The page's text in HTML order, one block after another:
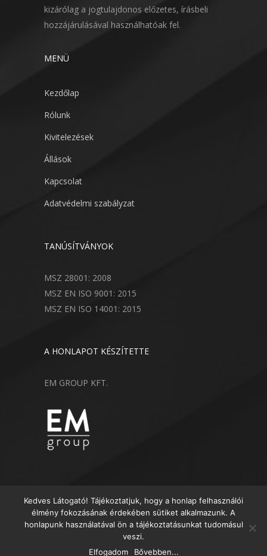
kizárólag a jogtulajdonos előzetes, írásbeli
hozzájárulásával használhatóak fel.
MENÜ
Kezdőlap
Rólunk
Kivitelezések
Állások
Kapcsolat
Adatvédelmi szabályzat
TANÚSÍTVÁNYOK
MSZ 28001: 2008
MSZ EN ISO 9001: 2015
MSZ EN ISO 14001: 2015
A HONLAPOT KÉSZÍTETTE
EM GROUP KFT.
© 2018 Minden Jog Fenntartva
Kedves Látogató! Tájékoztatjuk, hogy a honlap felhasználói
élmény fokozásának érdekében sütiket alkalmazunk. A
honlapunk használatával ön a tájékoztatásunkat tudomásul
veszi.
Elfogadom
Bővebben...